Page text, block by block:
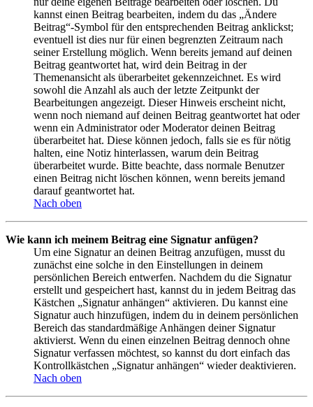
kannst einen Beitrag bearbeiten, indem du das „Ändere
Beitrag“-Symbol für den entsprechenden Beitrag anklickst;
eventuell ist dies nur für einen begrenzten Zeitraum nach
seiner Erstellung möglich. Wenn bereits jemand auf deinen
Beitrag geantwortet hat, wird dein Beitrag in der
Themenansicht als überarbeitet gekennzeichnet. Es wird
sowohl die Anzahl als auch der letzte Zeitpunkt der
Bearbeitungen angezeigt. Dieser Hinweis erscheint nicht,
wenn noch niemand auf deinen Beitrag geantwortet hat oder
wenn ein Administrator oder Moderator deinen Beitrag
überarbeitet hat. Diese können jedoch, falls sie es für nötig
halten, eine Notiz hinterlassen, warum dein Beitrag
überarbeitet wurde. Bitte beachte, dass normale Benutzer
einen Beitrag nicht löschen können, wenn bereits jemand
darauf geantwortet hat.
Nach oben
Wie kann ich meinem Beitrag eine Signatur anfügen?
Um eine Signatur an deinen Beitrag anzufügen, musst du
zunächst eine solche in den Einstellungen in deinem
persönlichen Bereich entwerfen. Nachdem du die Signatur
erstellt und gespeichert hast, kannst du in jedem Beitrag das
Kästchen „Signatur anhängen“ aktivieren. Du kannst eine
Signatur auch hinzufügen, indem du in deinem persönlichen
Bereich das standardmäßige Anhängen deiner Signatur
aktivierst. Wenn du einen einzelnen Beitrag dennoch ohne
Signatur verfassen möchtest, so kannst du dort einfach das
Kontrollkästchen „Signatur anhängen“ wieder deaktivieren.
Nach oben